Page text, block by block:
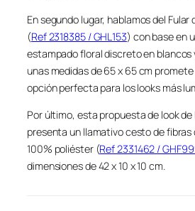
En segundo lugar, hablamos del
(Ref 2318385 / GHL153) con base en
estampado floral discreto en blancos
unas medidas de 65 x 65 cm
opción perfecta para los looks más
Por último, esta propuesta de look de
presenta un llamativo cesto de
100% poliéster (Ref 2331462 /
dimensiones de 42 x 10 x 10 cm.